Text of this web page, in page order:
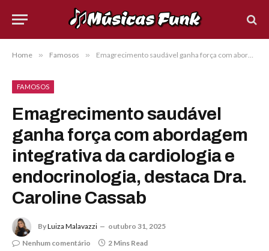
Home » Famosos » Emagrecimento saudável ganha força com abordagem integrativa da cardiologia e endocrinologia, destaca Dra. Caroline Cassab
FAMOSOS
Emagrecimento saudável
ganha força com abordagem
integrativa da cardiologia e
endocrinologia, destaca Dra.
Caroline Cassab
ByLuiza Malavazzi
outubro 31, 2025
Nenhum comentário
2 Mins Read